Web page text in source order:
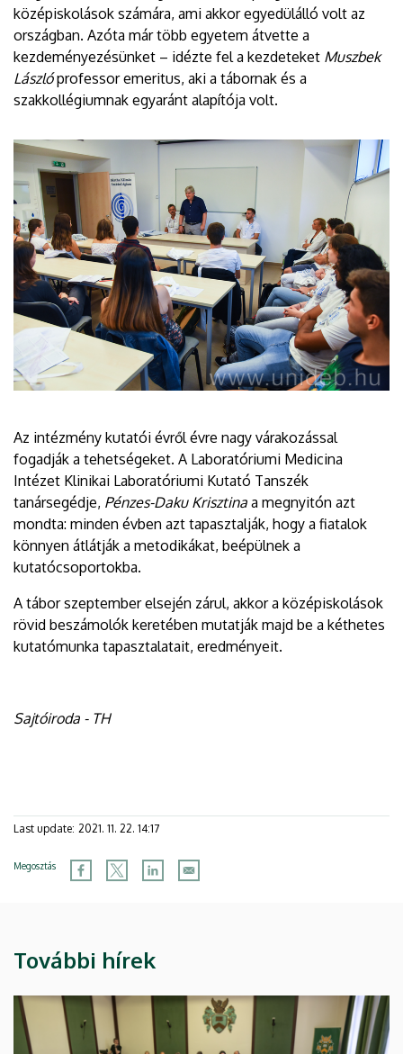
középiskolások számára, ami akkor egyedülálló volt az
országban. Azóta már több egyetem átvette a
kezdeményezésünket – idézte fel a kezdeteket Muszbek
Lászlóprofessor emeritus, aki a tábornak és a
szakkollégiumnak egyaránt alapítója volt.
Az intézmény kutatói évről évre nagy várakozással
fogadják a tehetségeket. A Laboratóriumi Medicina
Intézet Klinikai Laboratóriumi Kutató Tanszék
tanársegédje, Pénzes-Daku Krisztina a megnyitón azt
mondta: minden évben azt tapasztalják, hogy a fiatalok
könnyen átlátják a metodikákat, beépülnek a
kutatócsoportokba.
A tábor szeptember elsején zárul, akkor a középiskolások
rövid beszámolók keretében mutatják majd be a kéthetes
kutatómunka tapasztalatait, eredményeit.
Sajtóiroda - TH
Last update: 2021. 11. 22. 14:17
Megosztás
További hírek